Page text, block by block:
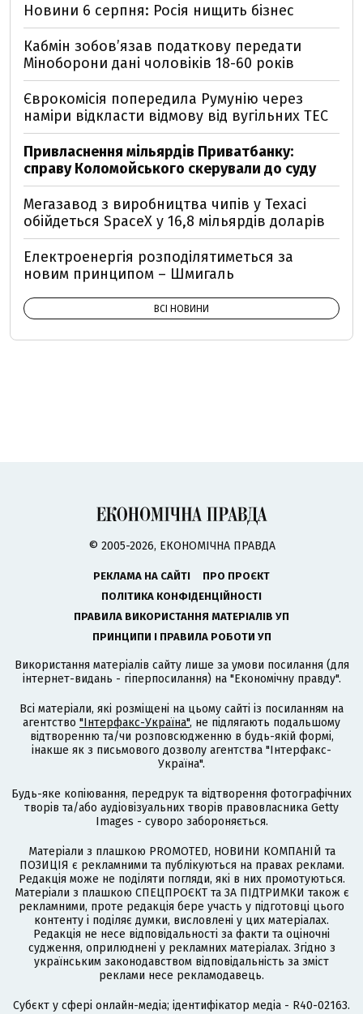
Новини 6 серпня: Росія нищить бізнес
Кабмін зобовʼязав податкову передати
Міноборони дані чоловіків 18-60 років
Єврокомісія попередила Румунію через
наміри відкласти відмову від вугільних ТЕС
Привласнення мільярдів Приватбанку:
справу Коломойського скерували до суду
Мегазавод з виробництва чипів у Техасі
обійдеться SpaceX у 16,8 мільярдів доларів
Електроенергія розподілятиметься за
новим принципом – Шмигаль
ВСІ НОВИНИ
© 2005-2026, ЕКОНОМІЧНА ПРАВДА
РЕКЛАМА НА САЙТІ
ПРО ПРОЄКТ
ПОЛІТИКА КОНФІДЕНЦІЙНОСТІ
ПРАВИЛА ВИКОРИСТАННЯ МАТЕРІАЛІВ УП
ПРИНЦИПИ І ПРАВИЛА РОБОТИ УП
Використання матеріалів сайту лише за умови посилання (для
інтернет-видань - гіперпосилання) на "Економічну правду".
Всі матеріали, які розміщені на цьому сайті із посиланням на
агентство "Інтерфакс-Україна", не підлягають подальшому
відтворенню та/чи розповсюдженню в будь-якій формі,
інакше як з письмового дозволу агентства "Інтерфакс-
Україна".
Будь-яке копіювання, передрук та відтворення фотографічних
творів та/або аудіовізуальних творів правовласника Getty
Images - суворо забороняється.
Матеріали з плашкою PROMOTED, НОВИНИ КОМПАНІЙ та
ПОЗИЦІЯ є рекламними та публікуються на правах реклами.
Редакція може не поділяти погляди, які в них промотуються.
Матеріали з плашкою СПЕЦПРОЄКТ та ЗА ПІДТРИМКИ також є
рекламними, проте редакція бере участь у підготовці цього
контенту і поділяє думки, висловлені у цих матеріалах.
Редакція не несе відповідальності за факти та оціночні
судження, оприлюднені у рекламних матеріалах. Згідно з
українським законодавством відповідальність за зміст
реклами несе рекламодавець.
Cубєкт у сфері онлайн-медіа; ідентифікатор медіа - R40-02163.